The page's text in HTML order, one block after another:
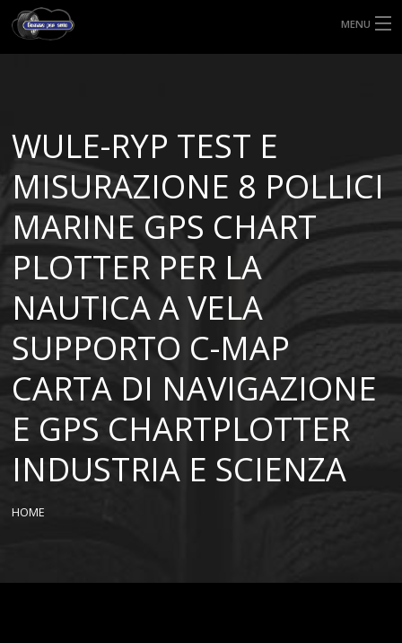
MENU
MISURE GOMME
BLOG
SHOP
WULE-RYP TEST E
MISURAZIONE 8 POLLICI
MARINE GPS CHART
PLOTTER PER LA
NAUTICA A VELA
SUPPORTO C-MAP
CARTA DI NAVIGAZIONE
E GPS CHARTPLOTTER
INDUSTRIA E SCIENZA
HOME